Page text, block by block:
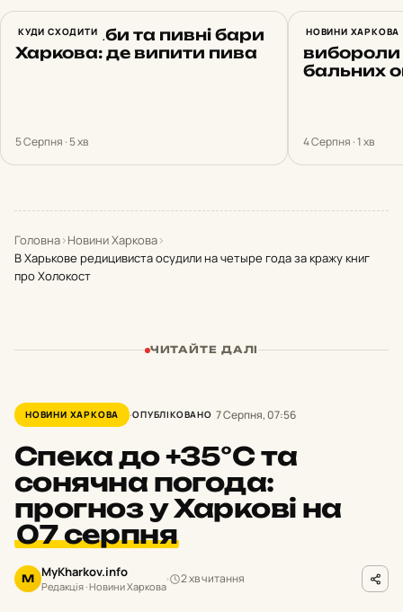
КУДИ СХОДИТИ
Топові паби та пивні бари
Харкова: де випити пива
5 Серпня · 5 хв
НОВИНИ ХАРКОВА
вибороли
бальних
4 Серпня · 1 хв
Головна›Новини Харкова›
В Харькове редицивиста осудили на четыре года за кражу книг
про Холокост
ЧИТАЙТЕ ДАЛІ
НОВИНИ ХАРКОВА ОПУБЛІКОВАНО 7 Серпня, 07:56
Спека до +35°С та
сонячна погода:
прогноз у Харкові на
07 серпня
M MyKharkov.info
Редакція · Новини Харкова
2 хв читання